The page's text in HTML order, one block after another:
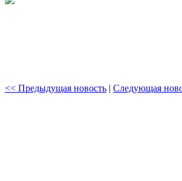
<< Предыдущая новость | Следующая